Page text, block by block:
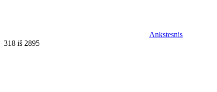
Ankstesnis
318 iš 2895